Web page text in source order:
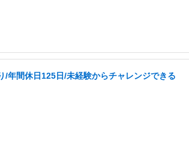
/年間休日125日/未経験からチャレンジできる